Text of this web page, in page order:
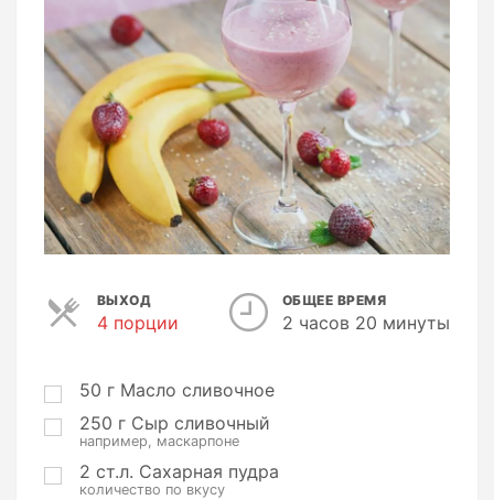
ВЫХОД
4 порции
ц
и
ОБЩЕЕ ВРЕМЯ
2 часов 20 минуты
50 г Масло сливочное
250 г Сыр сливочный
например, маскарпоне
2 ст.л. Сахарная пудра
количество по вкусу